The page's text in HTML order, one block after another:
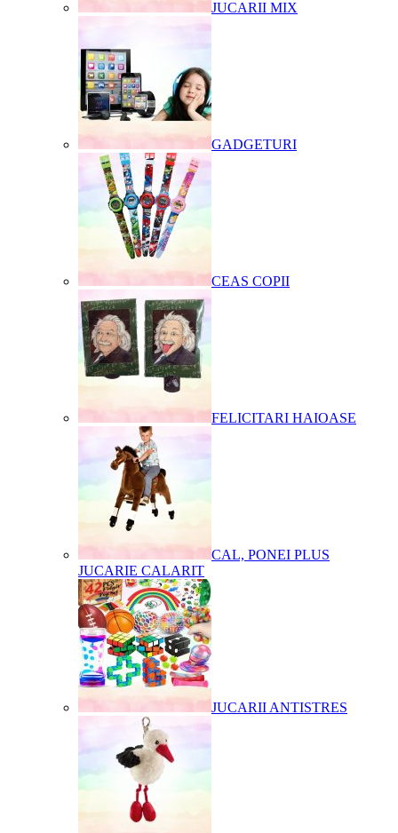
JUCARII MIX
GADGETURI
CEAS COPII
FELICITARI HAIOASE
CAL, PONEI PLUS
JUCARIE CALARIT
JUCARII ANTISTRES